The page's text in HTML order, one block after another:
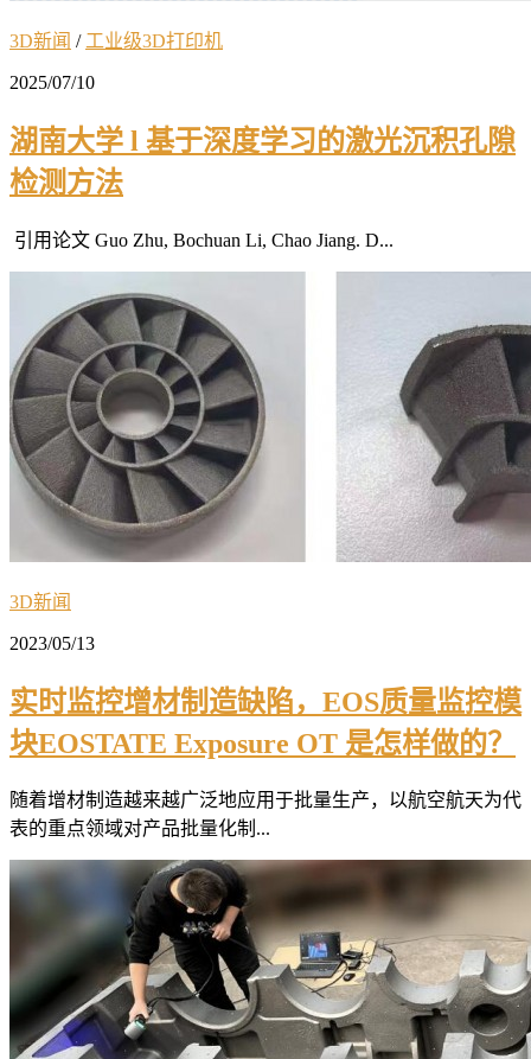
3D新闻 / 工业级3D打印机
2025/07/10
湖南大学 l 基于深度学习的激光沉积孔隙
检测方法
引用论文 Guo Zhu, Bochuan Li, Chao Jiang. D...
3D新闻
2023/05/13
实时监控增材制造缺陷，EOS质量监控模
块EOSTATE Exposure OT 是怎样做的？
随着增材制造越来越广泛地应用于批量生产，以航空航天为代
表的重点领域对产品批量化制...